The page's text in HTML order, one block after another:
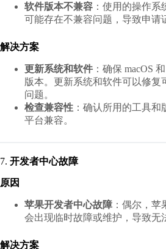
软件版本不兼容 ：使用的操作
可能存在不兼容问题，导致申请
解决方案
更新系统和软件 ：确保 macOS
版本。更新系统和软件可以修复
问题。
检查兼容性 ：确认所用的工具
平台兼容。
7. 开发者中心故障
原因
苹果开发者中心故障 ：偶尔，
会出现临时故障或维护，导致无
解决方案